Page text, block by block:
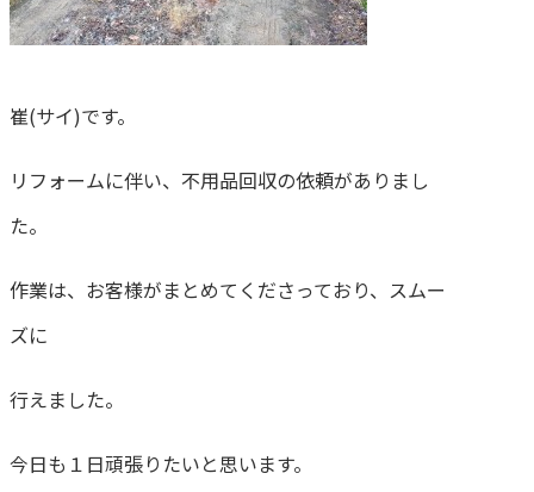
崔(サイ)です。
リフォームに伴い、不用品回収の依頼がありまし
た。
作業は、お客様がまとめてくださっており、スムー
ズに
行えました。
今日も１日頑張りたいと思います。